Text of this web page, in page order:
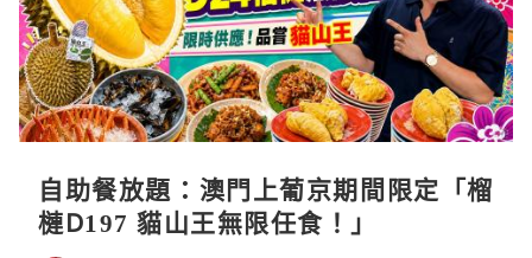
自助餐放題：澳門上葡京期間限定「榴
槤D197 貓山王無限任食！」